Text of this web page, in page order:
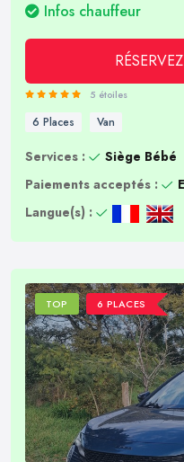
Infos chauffeur
5 étoiles
6 Places Van
Services : Siège Bébé
Paiements acceptés :
Langue(s) :
TOP 6 PLACES